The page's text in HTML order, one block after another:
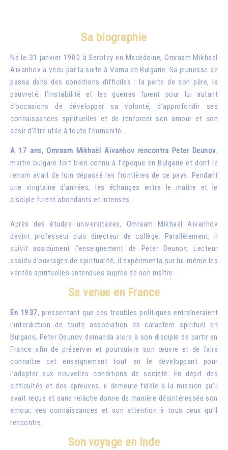
Sa biographie
Né le 31 janvier 1900 à Serbtzy en Macédoine, Omraam Mikhaël
Aïvanhov a vécu par la suite à Varna en Bulgarie. Sa jeunesse se
passa dans des conditions difficiles : la perte de son père, la
pauvreté, l’instabilité et les guerres furent pour lui autant
d’occasions de développer sa volonté, d’approfondir ses
connaissances spirituelles et de renforcer son amour et son
désir d’être utile à toute l’humanité.
A 17 ans, Omraam Mikhaël Aïvanhov rencontra Peter Deunov,
maître bulgare fort bien connu à l’époque en Bulgarie et dont le
renom avait de loin dépassé les frontières de ce pays. Pendant
une vingtaine d’années, les échanges entre le maître et le
disciple furent abondants et intenses.
Après des études universitaires, Omraam Mikhaël Aïvanhov
devint professeur puis directeur de collège. Parallèlement, il
suivit assidûment l’enseignement de Peter Deunov. Lecteur
assidu d’ouvrages de spiritualité, il expérimenta sur lui-même les
vérités spirituelles entendues auprès de son maître.
Sa venue en France
En 1937, pressentant que des troubles politiques entraîneraient
l’interdiction de toute association de caractère spirituel en
Bulgarie, Peter Deunov demanda alors à son disciple de partir en
France afin de préserver et poursuivre son œuvre et de faire
connaître cet enseignement tout en le développant pour
l’adapter aux nouvelles conditions de société. En dépit des
difficultés et des épreuves, il demeure fidèle à la mission qu’il
avait reçue et sans relâche donne de manière désintéressée son
amour, ses connaissances et son attention à tous ceux qu’il
rencontre.
Son voyage en Inde